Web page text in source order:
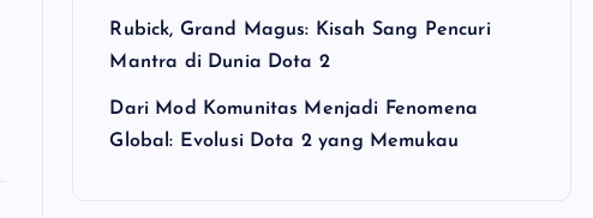
Rubick, Grand Magus: Kisah Sang Pencuri
Mantra di Dunia Dota 2
Dari Mod Komunitas Menjadi Fenomena
Global: Evolusi Dota 2 yang Memukau